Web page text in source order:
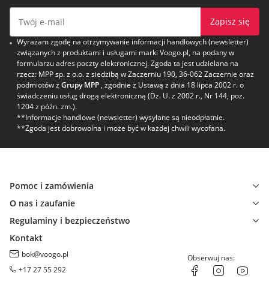
Zapisz się
Wyrażam zgodę na otrzymywanie informacji handlowych (newsletter)
związanych z produktami i usługami marki Voogo.pl, na podany w
formularzu adres poczty elektronicznej. Zgoda ta jest udzielana na
rzecz: MPP sp. z o.o. z siedzibą w Zaczerniu 190, 36-062 Zaczernie oraz
podmiotów z Grupy MPP , zgodnie z Ustawą z dnia 18 lipca 2002 r. o
świadczeniu usług drogą elektroniczną (Dz. U. z 2002 r., Nr 144, poz.
1204 z późn. zm.).
**Informacje handlowe (newsletter) wysyłane są nieodpłatnie.
**Zgoda jest dobrowolna i może być w każdej chwili wycofana.
Pomoc i zamówienia
O nas i zaufanie
Regulaminy i bezpieczeństwo
Kontakt
bok@voogo.pl
+17 27 55 292
Obserwuj nas: